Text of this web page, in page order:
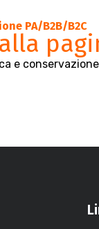
PA/B2B/B2C
e